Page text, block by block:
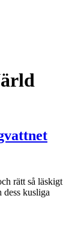
rätt så läskigt
dess kusliga